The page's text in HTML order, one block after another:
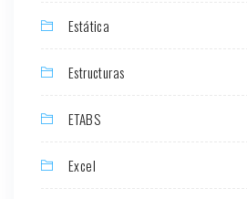
Estática
Estructuras
ETABS
Excel